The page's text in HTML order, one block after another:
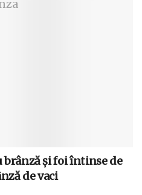
și foi întinse de
de vaci